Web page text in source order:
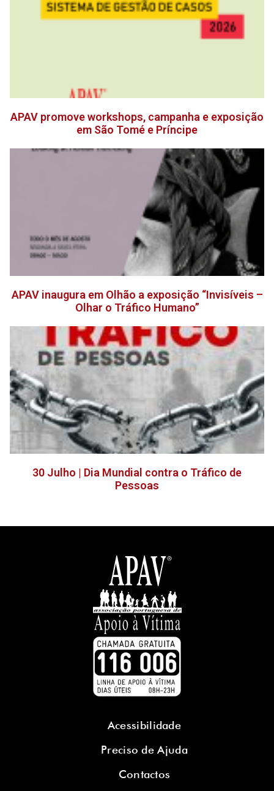
APAV promove workshops, campanha e exposição
em São Tomé e Príncipe
APAV inaugura em Olhão a exposição “Invisíveis –
Olhar o Tráfico Humano”
30 Julho | Dia Mundial contra o Tráfico de
Pessoas
Acessibilidade
Preciso de Ajuda
Contactos